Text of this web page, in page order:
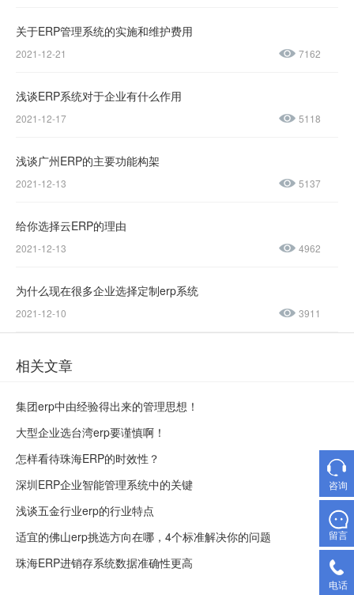
关于ERP管理系统的实施和维护费用
2021-12-21 7162
浅谈ERP系统对于企业有什么作用
2021-12-17 5118
浅谈广州ERP的主要功能构架
2021-12-13 5137
给你选择云ERP的理由
2021-12-13 4962
为什么现在很多企业选择定制erp系统
2021-12-10 3911
相关文章
集团erp中由经验得出来的管理思想！
大型企业选台湾erp要谨慎啊！
怎样看待珠海ERP的时效性？
深圳ERP企业智能管理系统中的关键
浅谈五金行业erp的行业特点
适宜的佛山erp挑选方向在哪，4个标准解决你的问题
珠海ERP进销存系统数据准确性更高​
4155
1237-
售后服务热线：
咨询
留言
电话